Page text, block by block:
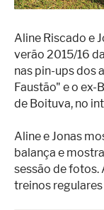
Alimentação
Treino
Saúde
Concursos
Moda
Aline Riscado e
verão 2015/16
nas pin-ups dos
Faustão" e o ex-
de Boituva, no
Aline e Jonas
balança e
sessão de
treinos